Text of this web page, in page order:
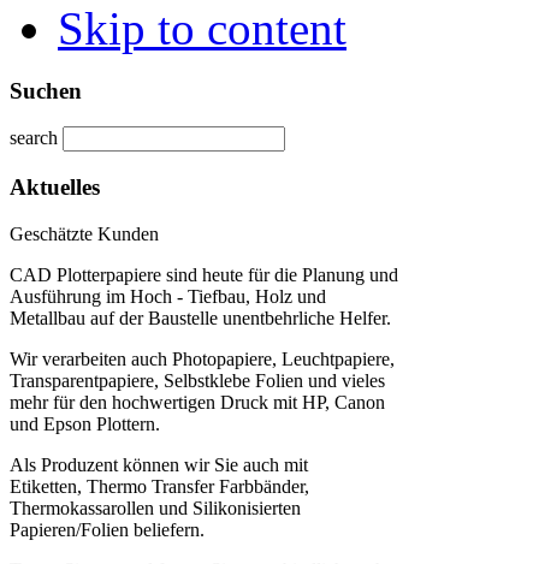
Skip to content
Suchen
search
Aktuelles
Geschätzte Kunden
CAD Plotterpapiere sind heute für die Planung und
Ausführung im Hoch - Tiefbau, Holz und
Metallbau auf der Baustelle unentbehrliche Helfer.
Wir verarbeiten auch Photopapiere, Leuchtpapiere,
Transparentpapiere, Selbstklebe Folien und vieles
mehr für den hochwertigen Druck mit HP, Canon
und Epson Plottern.
Als Produzent können wir Sie auch mit
Etiketten, Thermo Transfer Farbbänder,
Thermokassarollen und Silikonisierten
Papieren/Folien beliefern.